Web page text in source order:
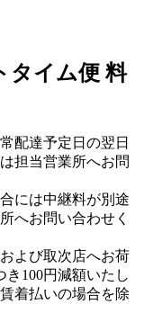
タイム便 料
配達予定日の翌日
担当営業所へお問
には中継料が別途
へお問い合わせく
よび取次店へお荷
100円減額いたし
着払いの場合を除